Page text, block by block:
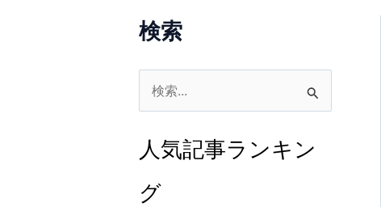
検索
象人気記事ランキン
グ